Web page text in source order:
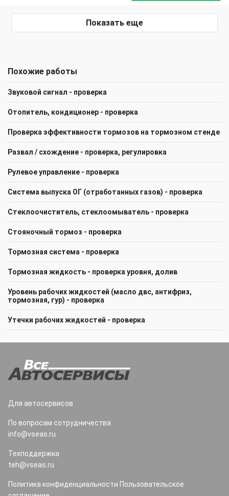
Показать еще
Похожие работы
Звуковой сигнал - проверка
Отопитель, кондиционер - проверка
Проверка эффективности тормозов на тормозном стенде
Развал / схождение - проверка, регулировка
Рулевое управление - проверка
Система выпуска ОГ (отработанных газов) - проверка
Стеклоочиститель, стеклоомыватель - проверка
Стояночный тормоз - проверка
Тормозная система - проверка
Тормозная жидкость - проверка уровня, долив
Уровень рабочих жидкостей (масло двс, антифриз,
тормозная, гур) - проверка
Утечки рабочих жидкостей - проверка
Для автосервисов
По вопросам сотрудничества
info@vseas.ru
Техподдержка
teh@vseas.ru
Политика конфиденциальности Пользовательское